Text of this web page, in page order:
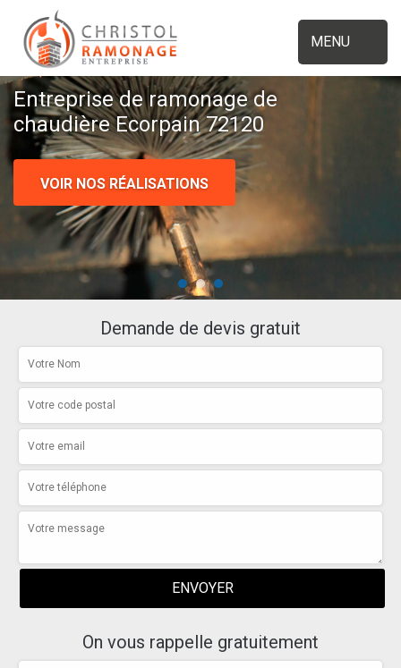
MENU
Entreprise de ramonage de
chaudière Ecorpain 72120
VOIR NOS RÉALISATIONS
Demande de devis gratuit
On vous rappelle gratuitement